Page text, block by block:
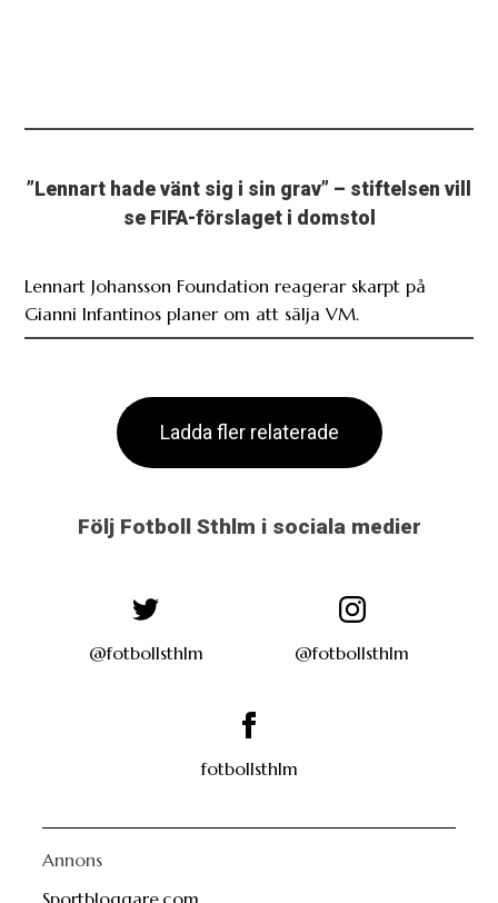
”Lennart hade vänt sig i sin grav” – stiftelsen vill
se FIFA-förslaget i domstol
Lennart Johansson Foundation reagerar skarpt på
Gianni Infantinos planer om att sälja VM.
Ladda fler relaterade
Följ Fotboll Sthlm i sociala medier
@fotbollsthlm @fotbollsthlm
fotbollsthlm
Annons